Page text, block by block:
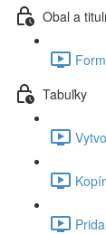
Obal a
Tabuľky